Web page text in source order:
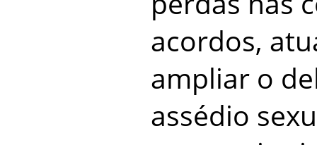
acordos,
ampliar o
assédio